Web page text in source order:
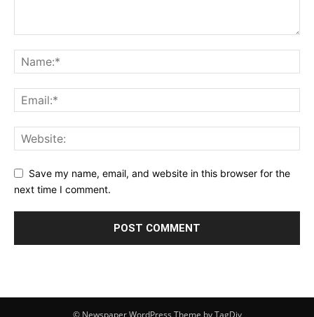
Save my name, email, and website in this browser for the
next time I comment.
© Newspaper WordPress Theme by TagDiv